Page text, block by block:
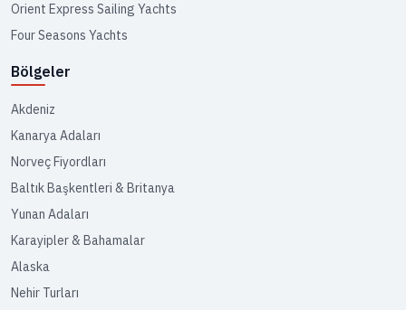
Orient Express Sailing Yachts
Four Seasons Yachts
Bölgeler
Akdeniz
Kanarya Adaları
Norveç Fiyordları
Baltık Başkentleri & Britanya
Yunan Adaları
Karayipler & Bahamalar
Alaska
Nehir Turları